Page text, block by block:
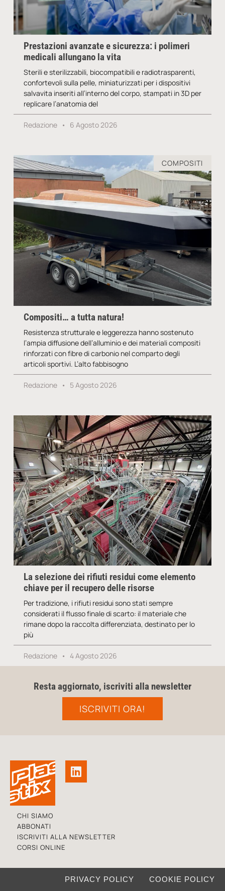
Prestazioni avanzate e sicurezza: i polimeri
medicali allungano la vita
Sterili e sterilizzabili, biocompatibili e radiotrasparenti,
confortevoli sulla pelle, miniaturizzati per i dispositivi
salvavita inseriti all’interno del corpo, stampati in 3D per
replicare l’anatomia del
Redazione 6 Agosto 2026
COMPOSITI
Compositi… a tutta natura!
Resistenza strutturale e leggerezza hanno sostenuto
l’ampia diffusione dell’alluminio e dei materiali compositi
rinforzati con fibre di carbonio nel comparto degli
articoli sportivi. L’alto fabbisogno
Redazione 5 Agosto 2026
La selezione dei rifiuti residui come elemento
chiave per il recupero delle risorse
Per tradizione, i rifiuti residui sono stati sempre
considerati il flusso finale di scarto: il materiale che
rimane dopo la raccolta differenziata, destinato per lo
più
Redazione 4 Agosto 2026
Resta aggiornato, iscriviti alla newsletter
ISCRIVITI ORA!
CHI SIAMO
ABBONATI
ISCRIVITI ALLA NEWSLETTER
CORSI ONLINE
PRIVACY POLICY COOKIE POLICY